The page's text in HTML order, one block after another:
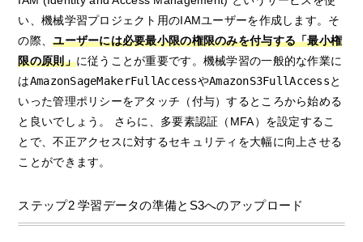
い、機械学習プロジェクト用のIAMユーザーを作成します。そ
の際、ユーザーには必要最小限の権限のみを付与する「最小権
限の原則」に従うことが重要です。機械学習の一般的な作業に
はAmazonSageMakerFullAccessやAmazonS3FullAccessと
いった管理ポリシーをアタッチ（付与）するところから始める
と良いでしょう。 さらに、多要素認証（MFA）を設定するこ
とで、不正アクセスに対するセキュリティを大幅に向上させる
ことができます。
ステップ2 学習データの準備とS3へのアップロード